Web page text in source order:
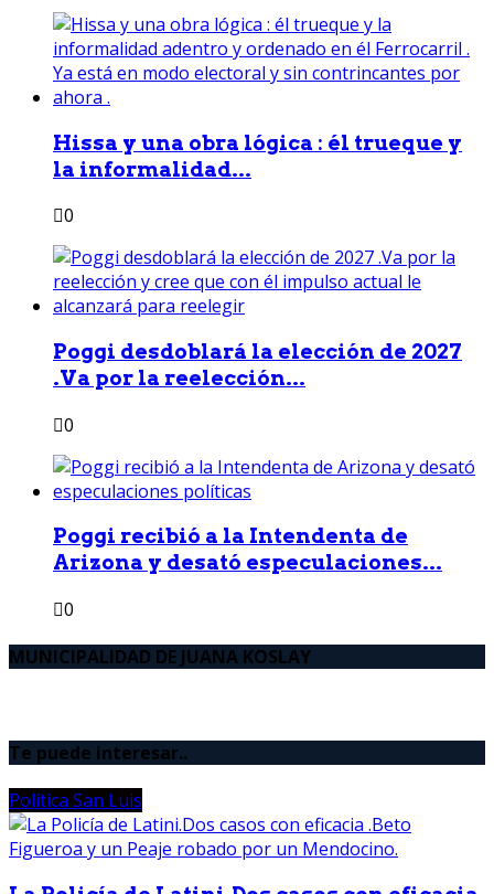
Hissa y una obra lógica : él trueque y
la informalidad...
0
Poggi desdoblará la elección de 2027
.Va por la reelección...
0
Poggi recibió a la Intendenta de
Arizona y desató especulaciones...
0
MUNICIPALIDAD DE JUANA KOSLAY
Te puede interesar..
Política San Luis